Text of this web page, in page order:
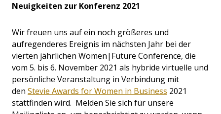
Neuigkeiten zur Konferenz 2021
Wir freuen uns auf ein noch größeres und
aufregenderes Ereignis im nächsten Jahr bei der
vierten jährlichen Women|Future Conference, die
vom 5. bis 6. November 2021 als hybride virtuelle und
persönliche Veranstaltung in Verbindung mit
den Stevie Awards for Women in Business 2021
stattfinden wird. Melden Sie sich für unsere